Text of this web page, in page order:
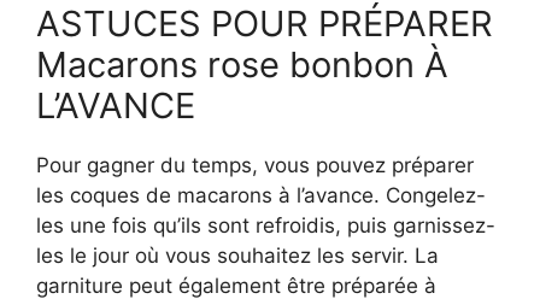
ASTUCES POUR PRÉPARER
Macarons rose bonbon À
L’AVANCE
Pour gagner du temps, vous pouvez préparer
les coques de macarons à l’avance. Congelez-
les une fois qu’ils sont refroidis, puis garnissez-
les le jour où vous souhaitez les servir. La
garniture peut également être préparée à